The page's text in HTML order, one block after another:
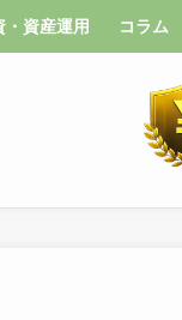
・資産運用 コラム